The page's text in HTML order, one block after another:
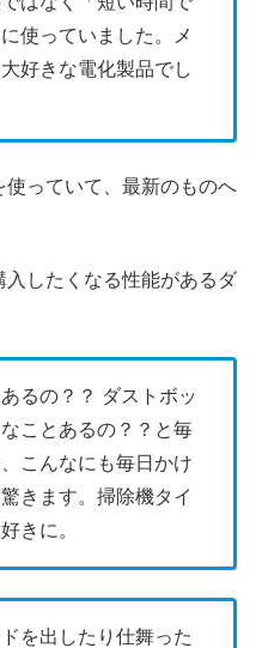
使っていました。メ
好きな電化製品でし
っていて、最新のものへ
したくなる性能があるダ
るの？？ ダストボッ
ことあるの？？と毎
こんなにも毎日かけ
きます。掃除機タイ
きに。
を出したり仕舞った